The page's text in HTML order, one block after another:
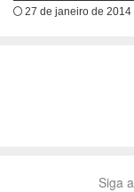
27 de janeiro de 2014
Siga